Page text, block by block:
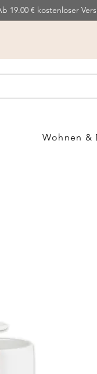
19.00 € kostenloser
Wohnen &